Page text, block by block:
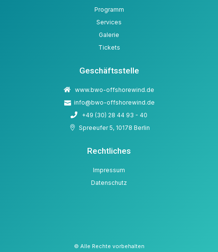
Programm
Services
Galerie
Tickets
Geschäftsstelle
www.bwo-offshorewind.de
info@bwo-offshorewind.de
+49 (30) 28 44 93 - 40
Spreeufer 5, 10178 Berlin
Rechtliches
Impressum
Datenschutz
© Alle Rechte vorbehalten